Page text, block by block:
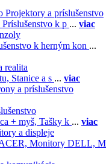
Projektory a príslušenstvo
Príslušenstvo k p ... viac
k herným kon ...
realita
Stanice a s ... viac
a príslušenstvo
+ myš, Tašky k ... viac
a displeje
Monitory DELL, M